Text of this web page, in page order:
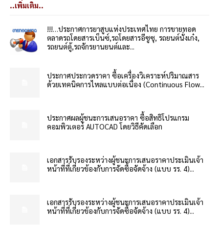
..เพิ่มเติม..
!!!…ประกาศการยาสูบแห่งประเทศไทย การขายทอด
ตลาดรถโดยสารเบ็นซ์,รถโดยสารอีซูซุ, รถยนต์นั่งเก๋ง,
รถยนต์ตู้,รถจักรยานยนต์และ...
ประกาศประกวดราคา ซื้อเครื่องวิเคราะห์ปริมาณสาร
ด้วยเทคนิคการไหลแบบต่อเนื่อง (Continuous Flow...
ประกาศผลผู้ชนะการเสนอราคา ซื้อสิทธิโปรแกรม
คอมพิวเตอร์ AUTOCAD โดยวิธีคัดเลือก
เอกสารรับรองระหว่างผู้ชนะการเสนอราคาประเมินเจ้า
หน้าที่ที่เกี่ยวข้องกับการจัดซื้อจัดจ้าง (แบบ รร. 4)...
เอกสารรับรองระหว่างผู้ชนะการเสนอราคาประเมินเจ้า
หน้าที่ที่เกี่ยวข้องกับการจัดซื้อจัดจ้าง (แบบ รร. 4)...